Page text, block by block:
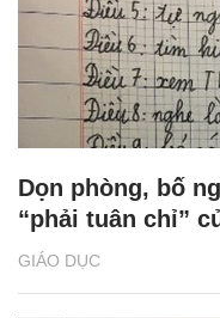
GIÁO DỤC
Dọn phòng, bố
“phải tuân chỉ”